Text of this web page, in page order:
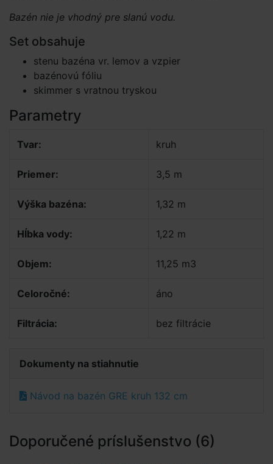
Bazén nie je vhodný pre slanú vodu.
Set obsahuje
stenu bazéna vr. lemov a vzpier
bazénovú fóliu
skimmer s vratnou tryskou
Parametry
Tvar: kruh
Priemer: 3,5 m
Výška bazéna: 1,32 m
Hĺbka vody: 1,22 m
Objem: 11,25 m3
Celoročné: áno
Filtrácia: bez filtrácie
Dokumenty na stiahnutie
Návod na bazén GRE kruh 132 cm
Doporučené príslušenstvo (6)